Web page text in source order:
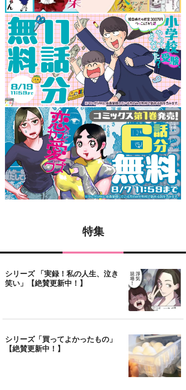
特集
シリーズ 「実録！私の人生、泣き
笑い」【絶賛更新中！】
シリーズ「買ってよかったもの」
【絶賛更新中！】